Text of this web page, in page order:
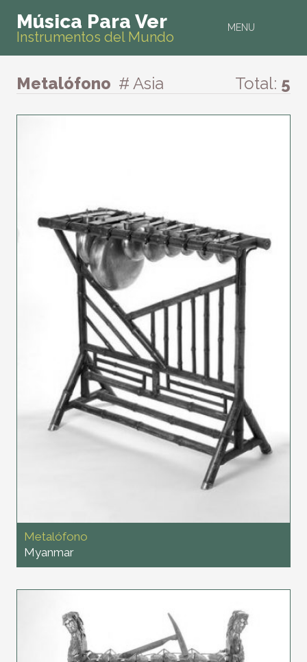
MENU
Música Para Ver
Instrumentos del Mundo
Metalófono # Asia Total: 5
Metalófono
Myanmar